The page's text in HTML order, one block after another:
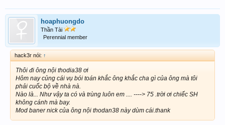
hoaphuongdo
Thần Tài
Perennial member
hack3r nói: ↑
Thôi đi ông nội thodia38 ơi
Hôm nay củng cái vụ bói toán khắc ông khắc cha gì của ông mà tôi
phải cuốc bộ về nhà nà.
Nào là... Như vậy ta có và trùng luôn em .... ----> 75 .trời ơi chiếc SH
không cánh mà bay.
Mod baner nick của ông nội thodan38 này dùm cái.thank